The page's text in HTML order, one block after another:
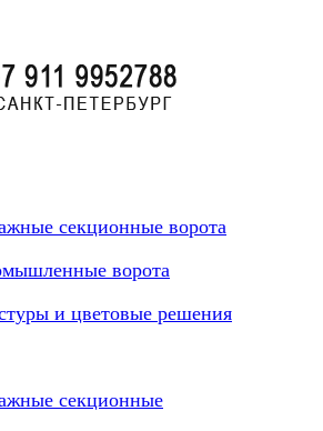
секционные ворота
ворота
и цветовые решения
секционные